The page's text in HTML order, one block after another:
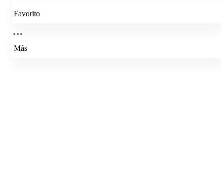
Favorito
Más